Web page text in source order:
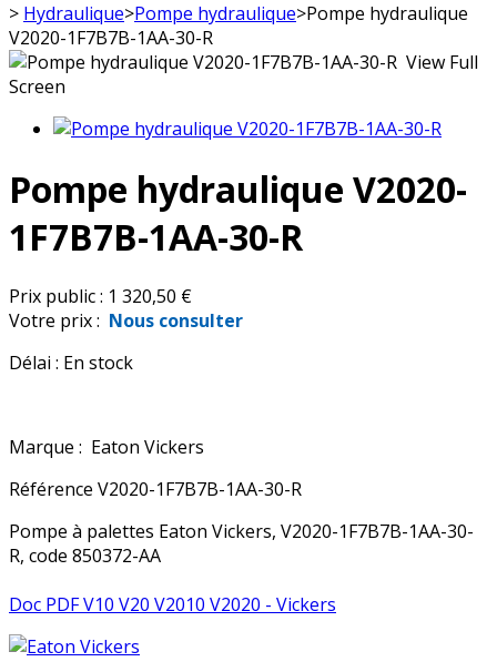
> Hydraulique>Pompe hydraulique>Pompe hydraulique
V2020-1F7B7B-1AA-30-R
View Full
Screen
Pompe hydraulique V2020-
1F7B7B-1AA-30-R
Prix public : 1 320,50 €
Votre prix : Nous consulter
Délai : En stock
Marque : Eaton Vickers
Référence V2020-1F7B7B-1AA-30-R
Pompe à palettes Eaton Vickers, V2020-1F7B7B-1AA-30-
R, code 850372-AA
Doc PDF V10 V20 V2010 V2020 - Vickers